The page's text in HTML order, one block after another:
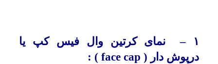
۱ – نمای کرتین وال فیس کپ یا
درپوش دار ( face cap )
: